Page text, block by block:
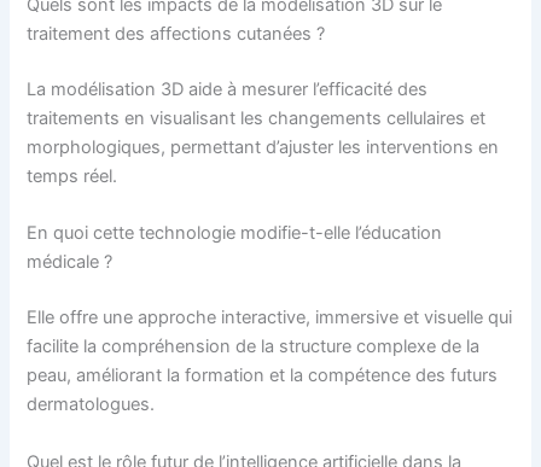
Quels sont les impacts de la modélisation 3D sur le
traitement des affections cutanées ?
La modélisation 3D aide à mesurer l’efficacité des
traitements en visualisant les changements cellulaires et
morphologiques, permettant d’ajuster les interventions en
temps réel.
En quoi cette technologie modifie-t-elle l’éducation
médicale ?
Elle offre une approche interactive, immersive et visuelle qui
facilite la compréhension de la structure complexe de la
peau, améliorant la formation et la compétence des futurs
dermatologues.
Quel est le rôle futur de l’intelligence artificielle dans la